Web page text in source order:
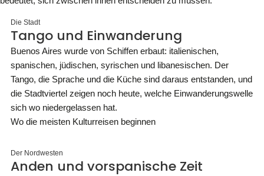
Die Stadt
Tango und Einwanderung
Buenos Aires wurde von Schiffen erbaut: italienischen,
spanischen, jüdischen, syrischen und libanesischen. Der
Tango, die Sprache und die Küche sind daraus entstanden, und
die Stadtviertel zeigen noch heute, welche Einwanderungswelle
sich wo niedergelassen hat.
Wo die meisten Kulturreisen beginnen
Der Nordwesten
Anden und vorspanische Zeit